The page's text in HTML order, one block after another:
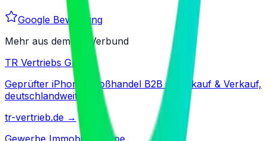
Google Bewertung
Mehr aus dem TR-Verbund
TR Vertriebs GmbH
Geprüfter iPhone-Großhandel B2B — Ankauf & Verkauf,
deutschlandweit.
tr-vertrieb.de →
Gewerbe Immobilien Lippe